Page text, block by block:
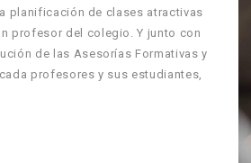
planificación de clases atractivas
profesor del colegio. Y junto con
de las Asesorías Formativas y
profesores y sus estudiantes,